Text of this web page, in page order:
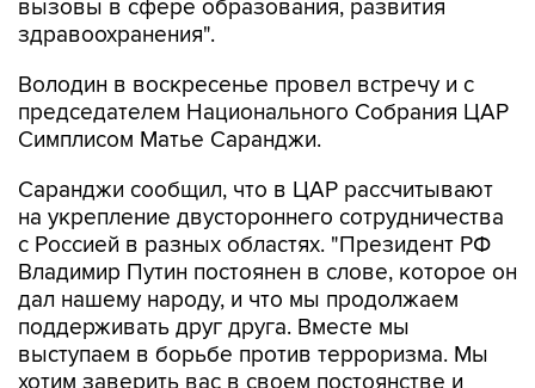
Володин в воскресенье провел встречу и с
Симплисом Матье Саранджи.
Саранджи сообщил, что в ЦАР рассчитывают
с Россией в разных областях. "Президент РФ
Владимир Путин постоянен в слове, которое он
дал нашему народу, и что мы продолжаем
поддерживать друг друга. Вместе мы
выступаем в борьбе против терроризма. Мы
хотим заверить вас в своем постоянстве и
искренности, а также выразить свое